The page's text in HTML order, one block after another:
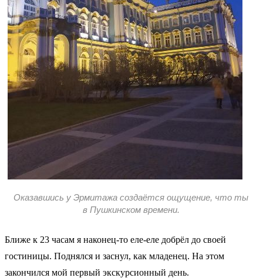
Оказавшись у Эрмитажа создаётся ощущение, что ты
в Пушкинском времени.
Ближе к 23 часам я наконец-то еле-еле добрёл до своей
гостиницы. Поднялся и заснул, как младенец. На этом
закончился мой первый экскурсионный день.